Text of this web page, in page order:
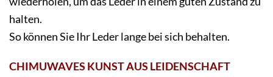
halten.
So können Sie Ihr Leder lange bei sich behalten.
CHIMUWAVES KUNST AUS LEIDENSCHAFT